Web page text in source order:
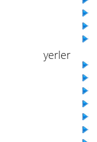
yerler